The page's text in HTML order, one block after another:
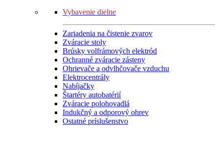
Vybavenie dielne
Zariadenia na čistenie zvarov
Zváracie stoly
Brúsky volfrámových elektród
Ochranné zváracie zásteny
Ohrievače a odvlhčovače vzduchu
Elektrocentrály
Nabíjačky
Štartéry autobatérií
Zváracie polohovadlá
Indukčný a odporový ohrev
Ostatné príslušenstvo